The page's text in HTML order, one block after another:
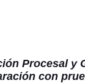
Procesal y
con